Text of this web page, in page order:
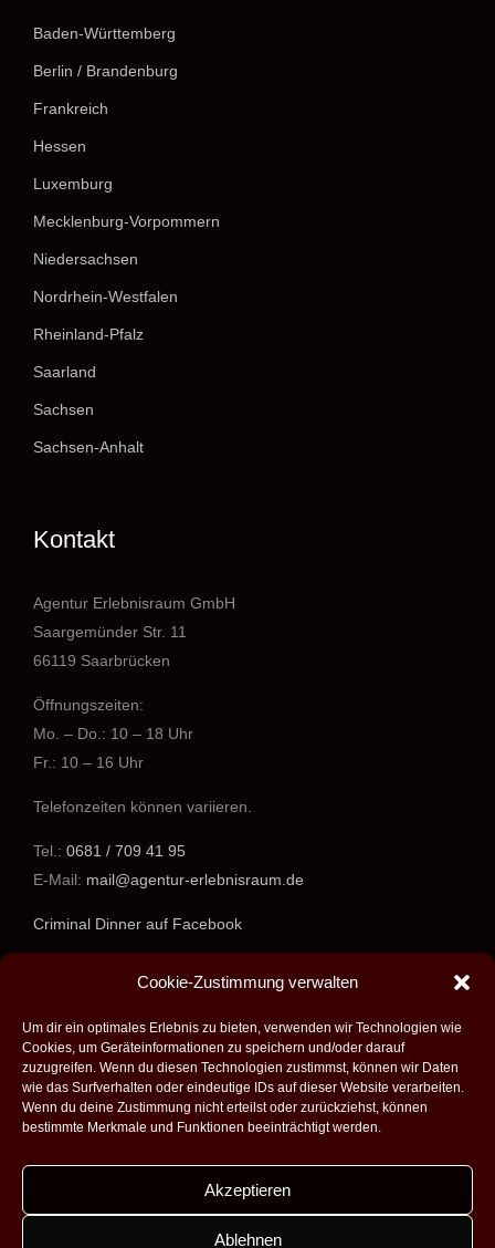
Cookie-Zustimmung verwalten
Um dir ein optimales Erlebnis zu bieten, verwenden wir Technologien wie
Cookies, um Geräteinformationen zu speichern und/oder darauf
zuzugreifen. Wenn du diesen Technologien zustimmst, können wir Daten
wie das Surfverhalten oder eindeutige IDs auf dieser Website verarbeiten.
Wenn du deine Zustimmung nicht erteilst oder zurückziehst, können
bestimmte Merkmale und Funktionen beeinträchtigt werden.
Akzeptieren
Ablehnen
Baden-Württemberg
Berlin / Brandenburg
Frankreich
Hessen
Luxemburg
Mecklenburg-Vorpommern
Niedersachsen
Nordrhein-Westfalen
Rheinland-Pfalz
Saarland
Sachsen
Sachsen-Anhalt
Kontakt
Agentur Erlebnisraum GmbH
Saargemünder Str. 11
66119 Saarbrücken
Öffnungszeiten:
Mo. – Do.: 10 – 18 Uhr
Fr.: 10 – 16 Uhr
Telefonzeiten können variieren.
Tel.: 0681 / 709 41 95
E-Mail: mail@agentur-erlebnisraum.de
Criminal Dinner auf Facebook
Alle Rechte vorbehalten - 2026 -Agentur Erlebnisraum GmbH|
Fabian Theobald - Medienproduktion aus Saarbrücken